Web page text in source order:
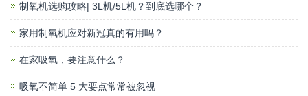
制氧机选购攻略| 3L机/5L机？到底选哪个？
家用制氧机应对新冠真的有用吗？
在家吸氧，要注意什么？
吸氧不简单 5 大要点常常被忽视